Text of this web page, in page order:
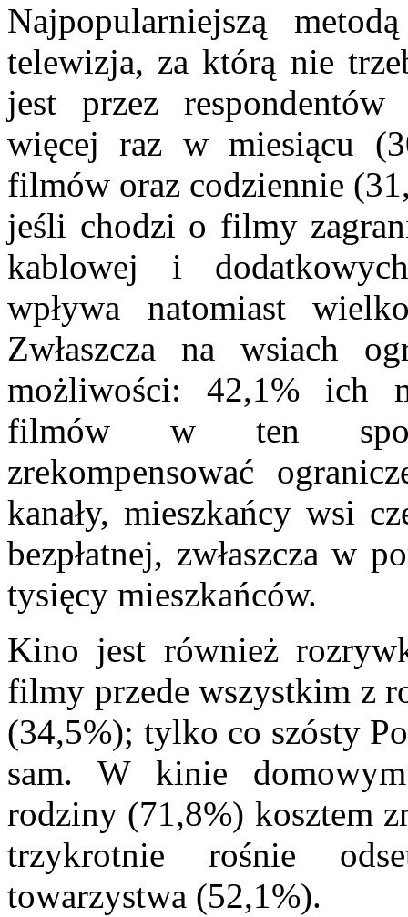
Najpopularniejszą
telewizja, za którą nie
jest przez
więcej raz w miesiącu
filmów oraz codziennie
jeśli chodzi o filmy
kablowej i
wpływa natomiast
Zwłaszcza na wsiach
możliwości: 42,1% ich
filmów w ten
zrekompensować
kanały, mieszkańcy wsi
bezpłatnej, zwłaszcza w
tysięcy mieszkańców.
Kino jest również
filmy przede wszystkim z
(34,5%); tylko co szósty
sam. W kinie
rodziny (71,8%) kosztem
trzykrotnie rośnie
towarzystwa (52,1%).